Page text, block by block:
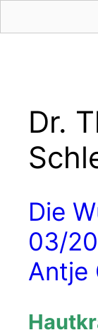
Dr.
Die
03/
Antje